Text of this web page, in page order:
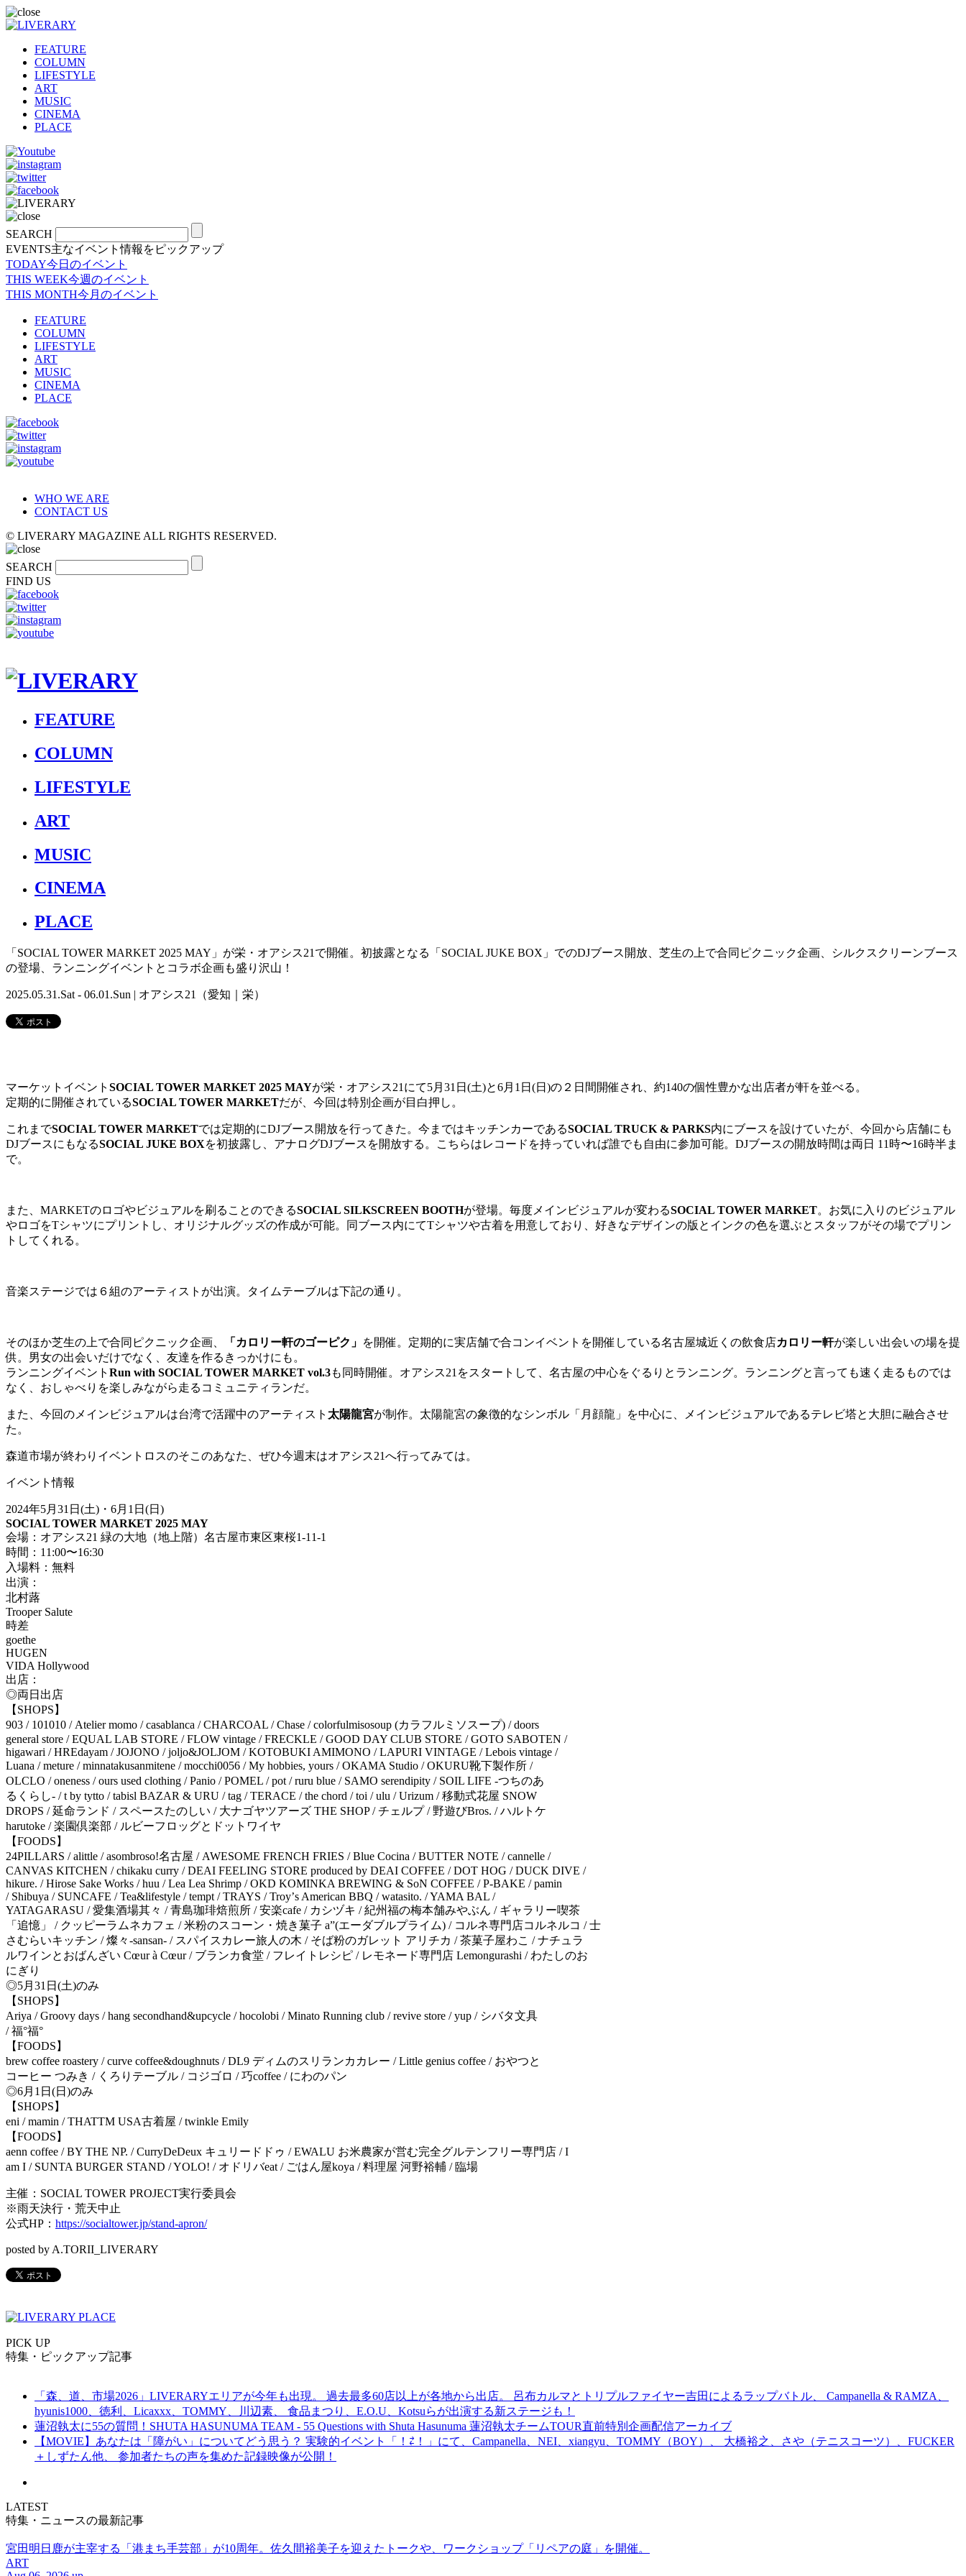
FEATURE
COLUMN
LIFESTYLE
ART
MUSIC
CINEMA
PLACE
SEARCH
EVENTS主なイベント情報をピックアップ
TODAY今日のイベント
THIS WEEK今週のイベント
THIS MONTH今月のイベント
FEATURE
COLUMN
LIFESTYLE
ART
MUSIC
CINEMA
PLACE
WHO WE ARE
CONTACT US
© LIVERARY MAGAZINE ALL RIGHTS RESERVED.
SEARCH
FIND US
FEATURE
COLUMN
LIFESTYLE
ART
MUSIC
CINEMA
PLACE
「SOCIAL TOWER MARKET 2025 MAY」が栄・オアシス21で開催。初披露となる「SOCIAL JUKE BOX」でのDJブース開放、芝生の上で合同ピクニック企画、シルクスクリーンブース
の登場、ランニングイベントとコラボ企画も盛り沢山！
2025.05.31.Sat - 06.01.Sun | オアシス21（愛知｜栄）
マーケットイベント SOCIAL TOWER MARKET 2025 MAYが栄・オアシス21にて5月31日(土)と6月1日(日)の２日間開催され、約140の個性豊かな出店者が軒を並べる。
定期的に開催されているSOCIAL TOWER MARKETだが、今回は特別企画が目白押し。
これまでSOCIAL TOWER MARKETでは定期的にDJブース開放を行ってきた。今まではキッチンカーであるSOCIAL TRUCK & PARKS内にブースを設けていたが、今回から店舗にも
DJブースにもなるSOCIAL JUKE BOXを初披露し、アナログDJブースを開放する。こちらはレコードを持っていれば誰でも自由に参加可能。DJブースの開放時間は両日 11時〜16時半ま
で。
また、MARKETのロゴやビジュアルを刷ることのできるSOCIAL SILKSCREEN BOOTHが登場。毎度メインビジュアルが変わるSOCIAL TOWER MARKET。お気に入りのビジュアル
やロゴをTシャツにプリントし、オリジナルグッズの作成が可能。同ブース内にてTシャツや古着を用意しており、好きなデザインの版とインクの色を選ぶとスタッフがその場でプリン
トしてくれる。
音楽ステージでは６組のアーティストが出演。タイムテーブルは下記の通り。
そのほか芝生の上で合同ピクニック企画、 「カロリー軒のゴーピク」 を開催。定期的に実店舗で合コンイベントを開催している名古屋城近くの飲食店カロリー軒が楽しい出会いの場を提
供。男女の出会いだけでなく、友達を作るきっかけにも。
ランニングイベント Run with SOCIAL TOWER MARKET vol.3も同時開催。オアシス21をスタートして、名古屋の中心をぐるりとランニング。ランニングと言っても速く走るものでは
なく、おしゃべりを楽しみながら走るコミュニティランだ。
また、今回のメインビジュアルは台湾で活躍中のアーティスト 太陽龍宮が制作。太陽龍宮の象徴的なシンボル「月顔龍」を中心に、メインビジュアルであるテレビ塔と大胆に融合させ
た。
森道市場が終わりイベントロスのそこのあなた、ぜひ今週末はオアシス21へ行ってみては。
イベント情報
2024年5月31日(土)・6月1日(日)
SOCIAL TOWER MARKET 2025 MAY
会場：オアシス21 緑の大地（地上階）名古屋市東区東桜1-11-1
時間：11:00〜16:30
入場料：無料
出演：
北村蕗
Trooper Salute
時差
goethe
HUGEN
VIDA Hollywood
出店：
◎両日出店
【SHOPS】
903 / 101010 / Atelier momo / casablanca / CHARCOAL / Chase / colorfulmisosoup (カラフルミソスープ) / doors
general store / EQUAL LAB STORE / FLOW vintage / FRECKLE / GOOD DAY CLUB STORE / GOTO SABOTEN /
higawari / HREdayam / JOJONO / joljo&JOLJOM / KOTOBUKI AMIMONO / LAPURI VINTAGE / Lebois vintage /
Luana / meture / minnatakusanmitene / mocchi0056 / My hobbies, yours / OKAMA Studio / OKURU靴下製作所 /
OLCLO / oneness / ours used clothing / Panio / POMEL / pot / ruru blue / SAMO serendipity / SOIL LIFE -つちのあ
るくらし- / t by tytto / tabisl BAZAR & URU / tag / TERACE / the chord / toi / ulu / Urizum / 移動式花屋 SNOW
DROPS / 延命ランド / スペースたのしい / 大ナゴヤツアーズ THE SHOP / チェルプ / 野遊びBros. / ハルトケ
harutoke / 楽園倶楽部 / ルビーフロッグとドットワイヤ
【FOODS】
24PILLARS / alittle / asombroso!名古屋 / AWESOME FRENCH FRIES / Blue Cocina / BUTTER NOTE / cannelle /
CANVAS KITCHEN / chikaku curry / DEAI FEELING STORE produced by DEAI COFFEE / DOT HOG / DUCK DIVE /
hikure. / Hirose Sake Works / huu / Lea Lea Shrimp / OKD KOMINKA BREWING & SoN COFFEE / P-BAKE / pamin
/ Shibuya / SUNCAFE / Tea&lifestyle / tempt / TRAYS / Troyʼs American BBQ / watasito. / YAMA BAL /
YATAGARASU / 愛集酒場其々 / ⻘島珈琲焙煎所 / 安楽cafe / カシヅキ / 紀州福の梅本舗みやぶん / ギャラリー喫茶
「追憶」 / クッピーラムネカフェ / 米粉のスコーン・焼き菓子 a”(エーダブルプライム) / コルネ専門店コルネルコ / 士
さむらいキッチン / 燦々-sansan- / スパイスカレー旅人の木 / そば粉のガレット アリチカ / 茶菓子屋わこ / ナチュラ
ルワインとおばんざい Cœur à Cœur / ブランカ食堂 / フレイトレシピ / レモネード専門店 Lemongurashi / わたしのお
にぎり
◎5月31日(土)のみ
【SHOPS】
Ariya / Groovy days / hang secondhand&upcycle / hocolobi / Minato Running club / revive store / yup / シバタ文具
/ 福°福°
【FOODS】
brew coffee roastery / curve coffee&doughnuts / DL9 ディムのスリランカカレー / Little genius coffee / おやつと
コーヒー つみき / くろりテーブル / コジゴロ / 巧coffee / にわのパン
◎6月1日(日)のみ
【SHOPS】
eni / mamin / THATTM USA古着屋 / twinkle Emily
【FOODS】
aenn coffee / BY THE NP. / CurryDeDeux キュリードドゥ / EWALU お米農家が営む完全グルテンフリー専門店 / I
am I / SUNTA BURGER STAND / YOLO! / オドリバeat / ごはん屋koya / 料理屋 河野裕輔 / 臨場
主催：SOCIAL TOWER PROJECT実行委員会
※雨天決行・荒天中止
公式HP： https://socialtower.jp/stand-apron/
posted by A.TORII_LIVERARY
PICK UP
特集・ピックアップ記事
「森、道、市場2026」LIVERARYエリアが今年も出現。 過去最多60店以上が各地から出店。 呂布カルマとトリプルファイヤー吉田によるラップバトル、 Campanella & RAMZA、
hyunis1000、徳利、Licaxxx、TOMMY、川辺素、 食品まつり、E.O.U、Kotsuらが出演する新ステージも！
蓮沼執太に55の質問！SHUTA HASUNUMA TEAM - 55 Questions with Shuta Hasunuma 蓮沼執太チームTOUR直前特別企画配信アーカイブ
【MOVIE】あなたは「障がい」についてどう思う？ 実験的イベント「！⇄！」にて、Campanella、NEI、xiangyu、TOMMY（BOY）、 大橋裕之、さや（テニスコーツ）、FUCKER
＋しずたん他、 参加者たちの声を集めた記録映像が公開！
LATEST
特集・ニュースの最新記事
宮田明日鹿が主宰する「港まち手芸部」が10周年。佐久間裕美子を迎えたトークや、ワークショップ「リペアの庭」を開催。
ART